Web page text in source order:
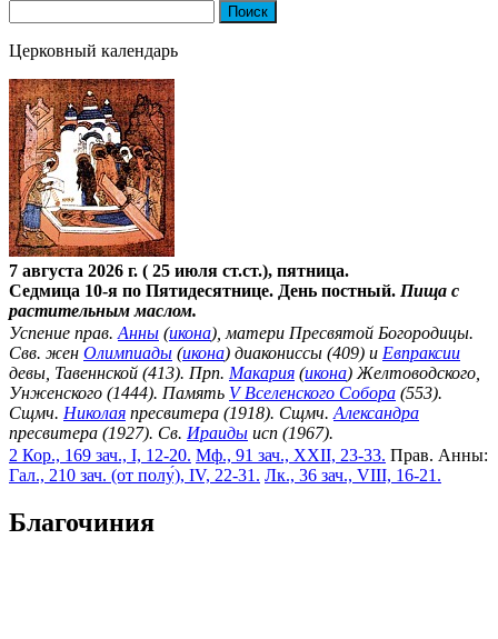
Церковный календарь
7 августа 2026 г. ( 25 июля ст.ст.), пятница.
Седмица 10-я по Пятидесятнице. День постный. Пища с
растительным маслом.
Успение прав. Анны (икона), матери Пресвятой Богородицы.
Свв. жен Олимпиады (икона) диакониссы (409) и Евпраксии
девы, Тавеннской (413). Прп. Макария (икона) Желтоводского,
Унженского (1444). Память V Вселенского Собора (553).
Сщмч. Николая пресвитера (1918). Сщмч. Александра
пресвитера (1927). Св. Ираиды исп (1967).
2 Кор., 169 зач., I, 12-20. Мф., 91 зач., XXII, 23-33. Прав. Анны:
Гал., 210 зач. (от полу́), IV, 22-31. Лк., 36 зач., VIII, 16-21.
Благочиния